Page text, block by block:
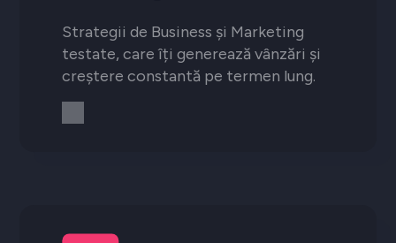
Strategii de Business și Marketing
testate, care îți generează vânzări și
creștere constantă pe termen lung.